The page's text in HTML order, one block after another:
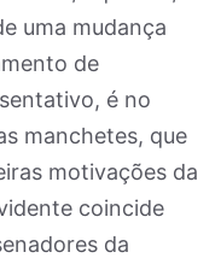
uma mudança
de
é no
manchetes, que
motivações da
coincide
da